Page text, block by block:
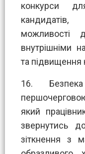
конкурси
можливості
внутрішніми
та підвищення
16.
який
звернутись
зіткнення з